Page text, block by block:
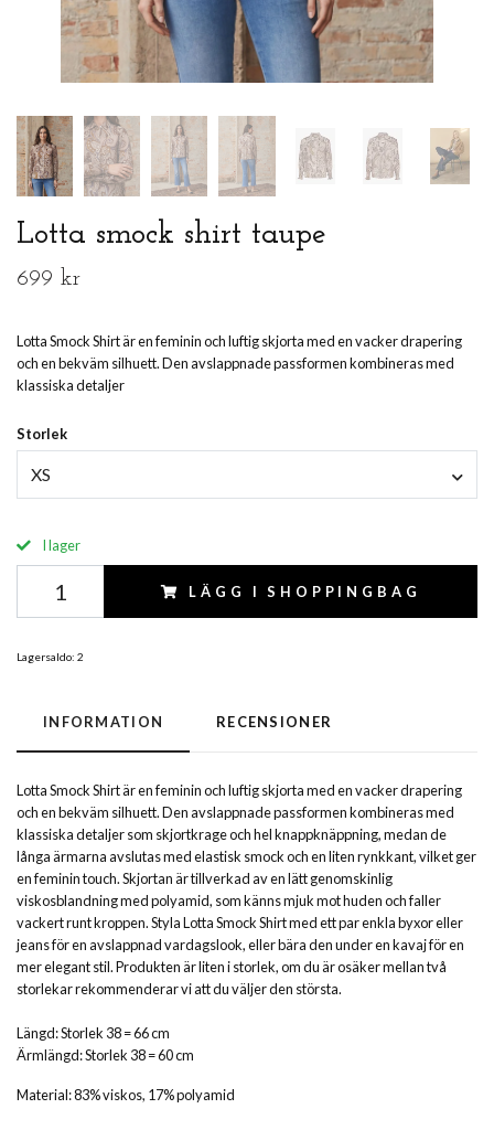
Lotta smock shirt taupe
699 kr
Lotta Smock Shirt är en feminin och luftig skjorta med en vacker drapering
och en bekväm silhuett. Den avslappnade passformen kombineras med
klassiska detaljer
Storlek
XS
I lager
LÄGG I SHOPPINGBAG
Lagersaldo: 2
INFORMATION RECENSIONER
Lotta Smock Shirt är en feminin och luftig skjorta med en vacker drapering
och en bekväm silhuett. Den avslappnade passformen kombineras med
klassiska detaljer som skjortkrage och hel knappknäppning, medan de
långa ärmarna avslutas med elastisk smock och en liten rynkkant, vilket ger
en feminin touch. Skjortan är tillverkad av en lätt genomskinlig
viskosblandning med polyamid, som känns mjuk mot huden och faller
vackert runt kroppen. Styla Lotta Smock Shirt med ett par enkla byxor eller
jeans för en avslappnad vardagslook, eller bära den under en kavaj för en
mer elegant stil. Produkten är liten i storlek, om du är osäker mellan två
storlekar rekommenderar vi att du väljer den största.
Längd: Storlek 38 = 66 cm
Ärmlängd: Storlek 38 = 60 cm
Material: 83% viskos, 17% polyamid